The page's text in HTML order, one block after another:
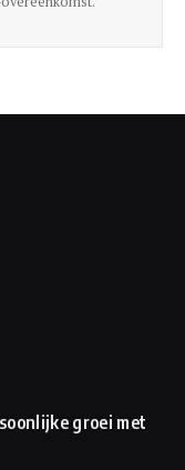
groei met